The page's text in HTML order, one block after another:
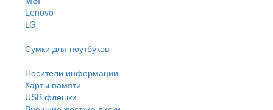
Lenovo
LG
Сумки для ноутбуков
Носители информации
Карты памяти
USB флешки